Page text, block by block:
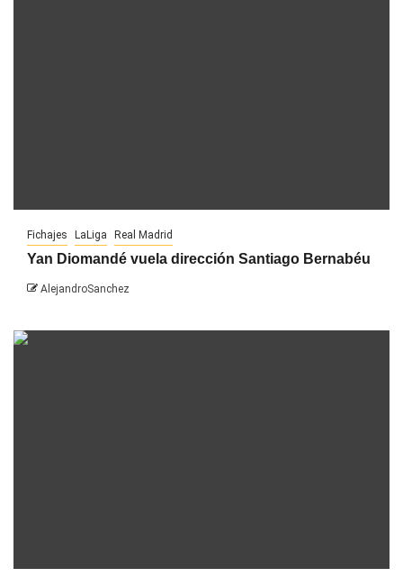
Fichajes LaLiga Real Madrid
Yan Diomandé vuela dirección Santiago Bernabéu
AlejandroSanchez